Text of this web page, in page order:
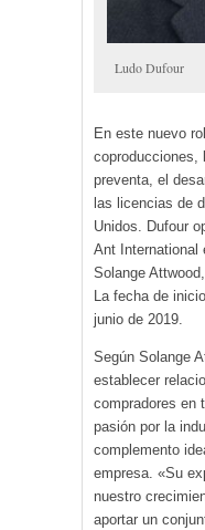
Ludo Dufour
En este nuevo
coproducciones,
preventa, el
las licencias de
Unidos. Dufour
Ant International
Solange
La fecha de
junio de 2019.
Según Solange
establecer
compradores en
pasión por la
complemento
empresa. «Su
nuestro
aportar un